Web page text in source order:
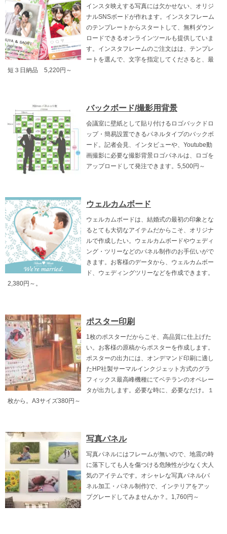
インスタ映えする写真には欠かせない、オリジ
ナルSNSボードが作れます。インスタフレーム
のテンプレートからスタートして、無料ダウン
ロードできるオンラインツールも提供していま
す。インスタフレームのご注文はは、テンプレ
ートを選んで、文字を指定してくださると、最
短３日納品 5,220円～
バックボード/撮影用背景
会議室に壁紙として貼り付けるロゴバックドロ
ップ・簡易設置できるパネルタイプのバックボ
ード。記者会見、インタビューや、Youtube動
画撮影に必要な撮影背景ロゴパネルは、ロゴを
アップロードして発注できます。5,500円～
ウェルカムボード
ウェルカムボードは、結婚式の最初の印象とな
るとても大切なアイテムだからこそ、オリジナ
ルで作成したい。ウェルカムボードやウェディ
ング・ツリーなどのパネル制作のお手伝いがで
きます。お客様のデータから、ウェルカムボー
ド、ウェディングツリーなどを作成できます。
2,380円～。
ポスター印刷
1枚のポスターだからこそ、高品質に仕上げた
い。お客様の原稿からポスターを作成します。
ポスターの出力には、オンデマンド印刷に適し
たHP社製サーマルインクジェット方式のグラ
フィックス最高峰機種にてベテランのオペレー
タが出力します。必要な時に、必要なだけ。１
枚から。A3サイズ380円～
写真パネル
写真パネルにはフレームが無いので、地震の時
に落下しても人を傷つける危険性が少なく大人
気のアイテムです。オシャレな写真パネル(パ
ネル加工・パネル制作)で、インテリアをアッ
プグレードしてみませんか？。1,760円～